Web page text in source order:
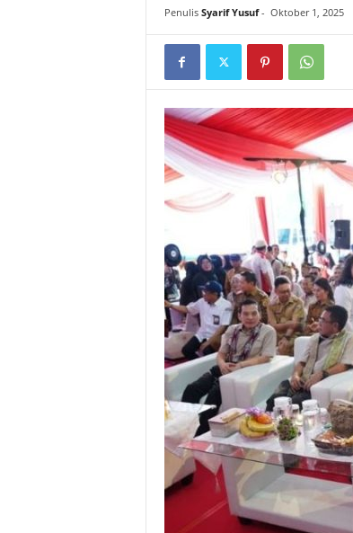
Penulis Syarif Yusuf- Oktober 1, 2025